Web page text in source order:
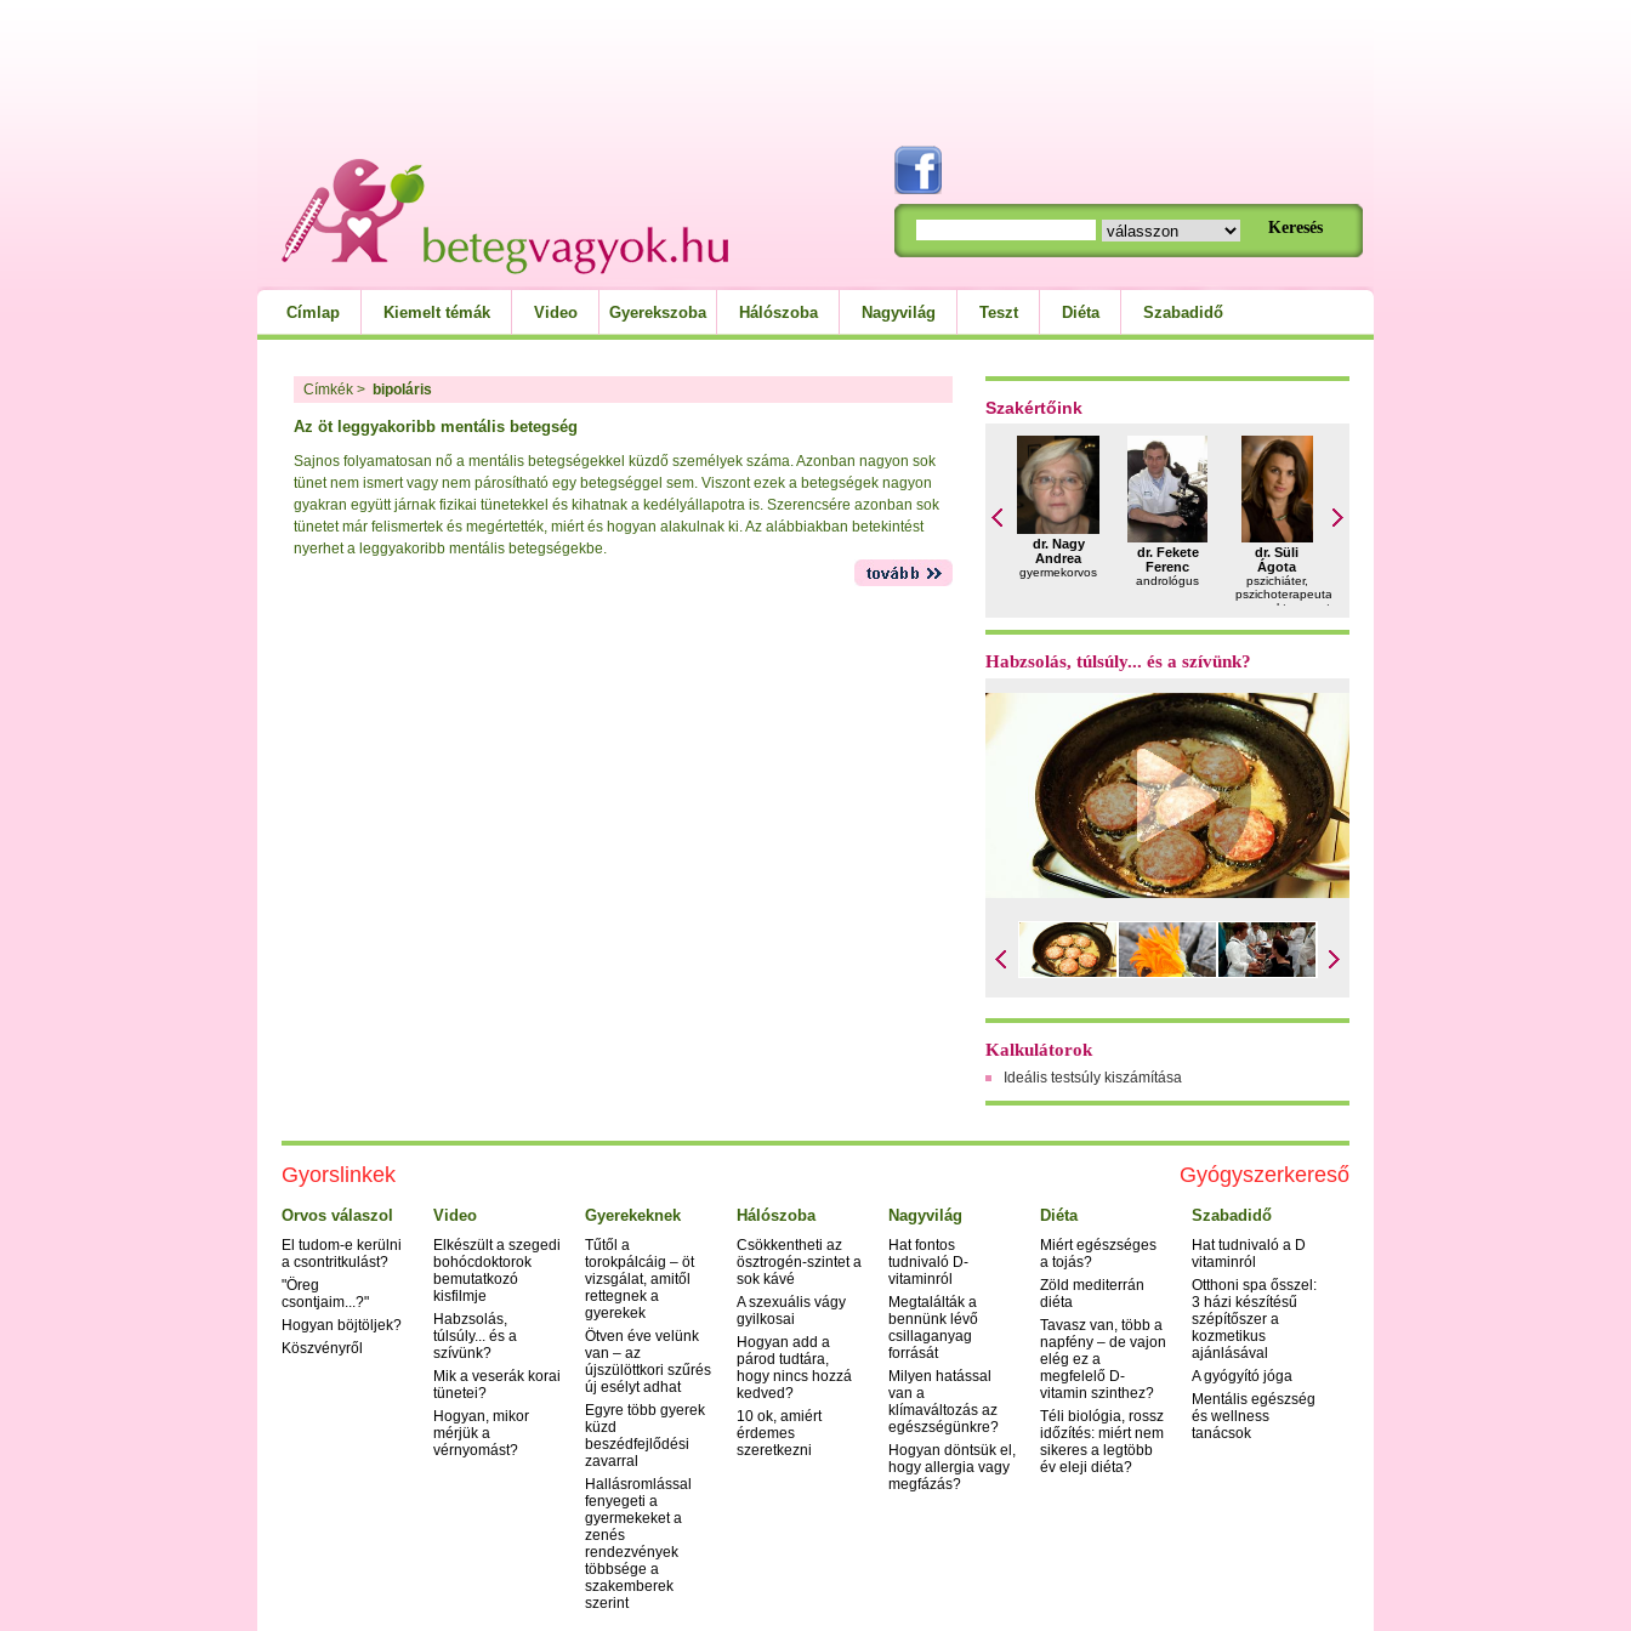
Címlap Kiemelt témák Video Gyerekszoba Hálószoba Nagyvilág Teszt Diéta Szabadidő
Címkék > bipoláris
Az öt leggyakoribb mentális betegség
Sajnos folyamatosan nő a mentális betegségekkel küzdő személyek száma. Azonban nagyon sok
tünet nem ismert vagy nem párosítható egy betegséggel sem. Viszont ezek a betegségek nagyon
gyakran együtt járnak fizikai tünetekkel és kihatnak a kedélyállapotra is. Szerencsére azonban sok
tünetet már felismertek és megértették, miért és hogyan alakulnak ki. Az alábbiakban betekintést
nyerhet a leggyakoribb mentális betegségekbe.
Szakértőink
dr. Nagy
Andrea
gyermekorvos
dr. Fekete
Ferenc
andrológus
dr. Süli
Ágota
pszichiáter,
pszichoterapeuta,
gyermekterapeuta
Habzsolás, túlsúly... és a szívünk?
Kalkulátorok
Ideális testsúly kiszámítása
Gyógyszerkereső
Gyorslinkek
Orvos válaszol
El tudom-e kerülni
a csontritkulást?
"Öreg
csontjaim...?"
Hogyan böjtöljek?
Köszvényről
Video
Elkészült a szegedi
bohócdoktorok
bemutatkozó
kisfilmje
Habzsolás,
túlsúly... és a
szívünk?
Mik a veserák korai
tünetei?
Hogyan, mikor
mérjük a
vérnyomást?
Gyerekeknek
Tűtől a
torokpálcáig – öt
vizsgálat, amitől
rettegnek a
gyerekek
Ötven éve velünk
van – az
újszülöttkori szűrés
új esélyt adhat
Egyre több gyerek
küzd
beszédfejlődési
zavarral
Hallásromlással
fenyegeti a
gyermekeket a
zenés
rendezvények
többsége a
szakemberek
szerint
Hálószoba
Csökkentheti az
ösztrogén-szintet a
sok kávé
A szexuális vágy
gyilkosai
Hogyan add a
párod tudtára,
hogy nincs hozzá
kedved?
10 ok, amiért
érdemes
szeretkezni
Nagyvilág
Hat fontos
tudnivaló D-
vitaminról
Megtalálták a
bennünk lévő
csillaganyag
forrását
Milyen hatással
van a
klímaváltozás az
egészségünkre?
Hogyan döntsük el,
hogy allergia vagy
megfázás?
Diéta
Miért egészséges
a tojás?
Zöld mediterrán
diéta
Tavasz van, több a
napfény – de vajon
elég ez a
megfelelő D-
vitamin szinthez?
Téli biológia, rossz
időzítés: miért nem
sikeres a legtöbb
év eleji diéta?
Szabadidő
Hat tudnivaló a D
vitaminról
Otthoni spa ősszel:
3 házi készítésű
szépítőszer a
kozmetikus
ajánlásával
A gyógyító jóga
Mentális egészség
és wellness
tanácsok